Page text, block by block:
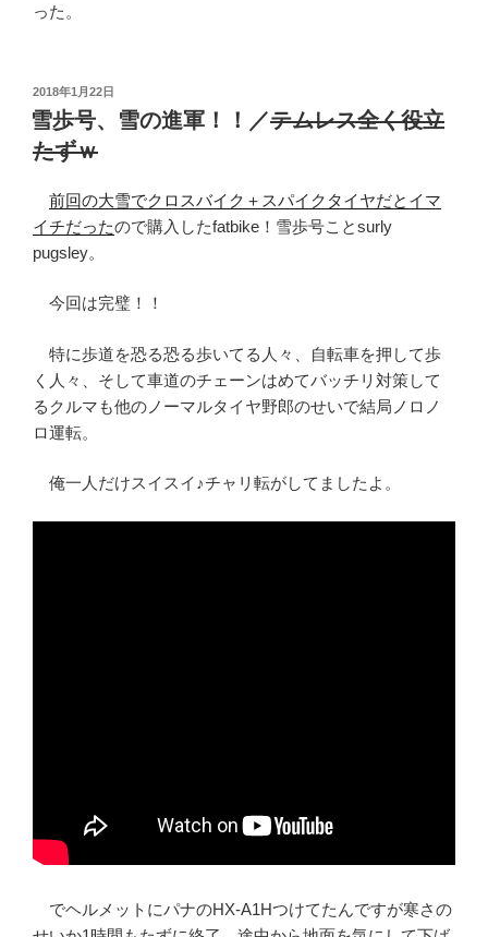
った。
投
稿
日:
2018年1月22日
雪歩号、雪の進軍！！／テムレス全く役立
たずｗ
前回の大雪でクロスバイク＋スパイクタイヤだとイマ
イチだったので購入したfatbike！雪歩号ことsurly
pugsley。
今回は完璧！！
特に歩道を恐る恐る歩いてる人々、自転車を押して歩
く人々、そして車道のチェーンはめてバッチリ対策して
るクルマも他のノーマルタイヤ野郎のせいで結局ノロノ
ロ運転。
俺一人だけスイスイ♪チャリ転がしてましたよ。
でヘルメットにパナのHX-A1Hつけてたんですが寒さの